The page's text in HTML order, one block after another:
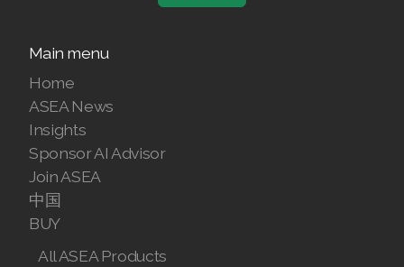
Main menu
Home
ASEA News
Insights
Sponsor AI Advisor
Join ASEA
中国
BUY
All ASEA Products
Join ASEA Hong Kong (中文)
Join ASEA Hungary (Magyar)
Join ASEA Indonesia
Join ASEA Ireland (English)
Join ASEA Italy (Italiano)
Join ASEA Malaysia (Bahasa Malaysia)